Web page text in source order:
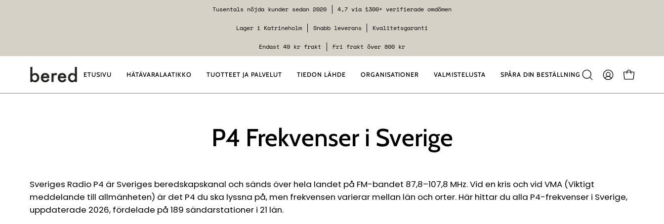
Tusentals nöjda kunder sedan 2020 4,7 via 1300+ verifierade omdömen
Lager i Katrineholm Snabb leverans Kvalitetsgaranti
Endast 49 kr frakt Fri frakt över 800 kr
ETUSIVU HÄTÄVARALAATIKKO TUOTTEET JA PALVELUT TIEDON LÄHDE ORGANISATIONER VALMISTELUSTA SPÅRA DIN BESTÄLLNING
Sulje
TILINI KATSO
P4 Frekvenser i Sverige
Sveriges Radio P4 är Sveriges beredskapskanal och sänds över hela landet på FM-bandet 87,8–107,8 MHz. Vid en kris och vid VMA (Viktigt
meddelande till allmänheten) är det P4 du ska lyssna på, men frekvensen varierar mellan län och orter. Här hittar du alla P4-frekvenser i Sverige,
uppdaterade 2026, fördelade på 189 sändarstationer i 21 län.